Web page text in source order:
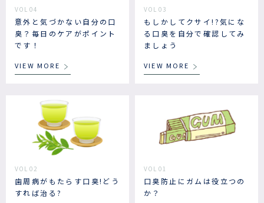
VOL 04
意外と気づかない自分の口
臭？毎日のケアがポイント
です！
VIEW MORE
VOL 03
もしかしてクサイ!?気にな
る口臭を自分で確認してみ
ましょう
VIEW MORE
VOL 02
歯周病がもたらす口臭!どう
すれば治る?
VOL 01
口臭防止にガムは役立つの
か？